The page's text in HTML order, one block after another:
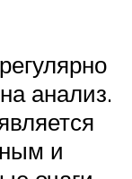
анализ.
и